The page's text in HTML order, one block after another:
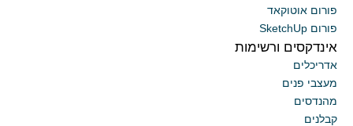
פורום אוטוקאד
פורום SketchUp
אינדקסים ורשימות
אדריכלים
מעצבי פנים
מהנדסים
קבלנים